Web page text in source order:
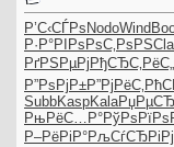
Р’С‹СЃРѕ NodoWind
Р·Р°РІРѕ РѕС‚РѕРЅ
РґРЅРµРј РђСЂС‚Рё
Р”РѕРјР±Р”РјРёС‚
SubbKaspKala
РњРёС…Р°РўРѕРїРѕ
Р–РёРіР°РљСѓСЂРі